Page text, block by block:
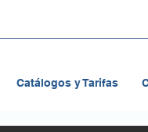
Catálogos y Tarifas